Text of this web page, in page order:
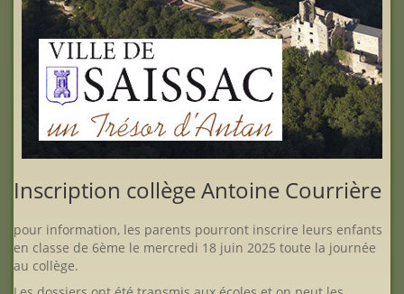
Inscription collège Antoine Courrière
pour information, les parents pourront inscrire leurs enfants
en classe de 6ème le mercredi 18 juin 2025 toute la journée
au collège.